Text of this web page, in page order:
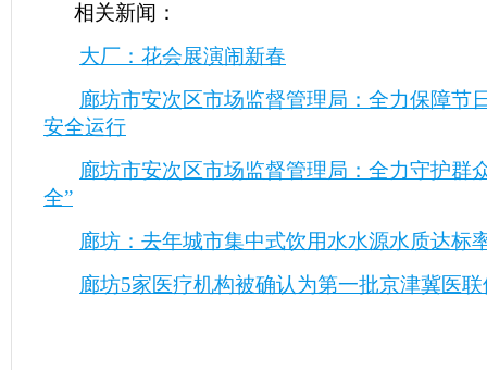
相关新闻：
大厂：花会展演闹新春
廊坊市安次区市场监督管理局：全力保障节
安全运行
廊坊市安次区市场监督管理局：全力守护群
全”
廊坊：去年城市集中式饮用水水源水质达标
廊坊5家医疗机构被确认为第一批京津冀医联